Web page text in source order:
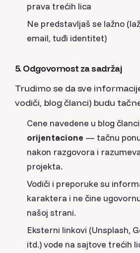
prava trećih lica
Ne predstavljaš se lažno
email, tuđi identitet)
5. Odgovornost za sadržaj
Trudimo se da sve
vodiči, blog članci) budu
Cene navedene u blog
orijentacione — tačnu
nakon razgovora i
projekta.
Vodiči i preporuke su
karaktera i ne čine
našoj strani.
Eksterni linkovi (Unsplash,
itd.) vode na sajtove trećih